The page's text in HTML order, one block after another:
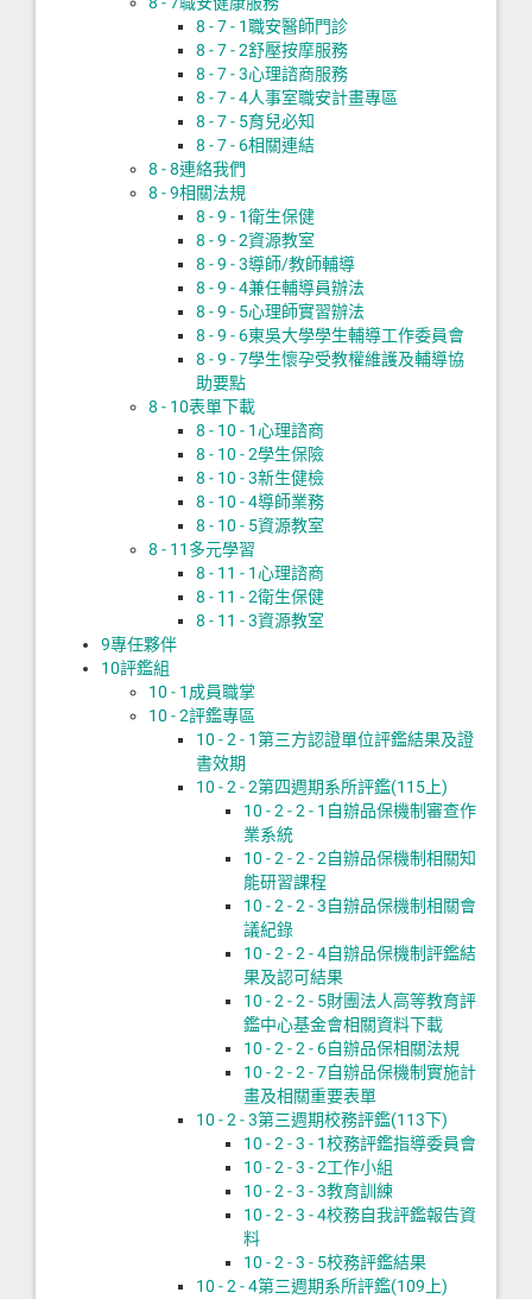
8 - 7 - 1職安醫師門診
8 - 7 - 2舒壓按摩服務
8 - 7 - 3心理諮商服務
8 - 7 - 4人事室職安計畫專區
8 - 7 - 5育兒必知
8 - 7 - 6相關連結
8 - 8連絡我們
8 - 9相關法規
8 - 9 - 1衛生保健
8 - 9 - 2資源教室
8 - 9 - 3導師/教師輔導
8 - 9 - 4兼任輔導員辦法
8 - 9 - 5心理師實習辦法
8 - 9 - 6東吳大學學生輔導工作委員會
8 - 9 - 7學生懷孕受教權維護及輔導協
助要點
8 - 10表單下載
8 - 10 - 1心理諮商
8 - 10 - 2學生保險
8 - 10 - 3新生健檢
8 - 10 - 4導師業務
8 - 10 - 5資源教室
8 - 11 多元學習
8 - 11 - 1心理諮商
8 - 11 - 2衛生保健
8 - 11 - 3資源教室
9專任夥伴
10評鑑組
10 - 1 成員職掌
10 - 2評鑑專區
10 - 2 - 1第三方認證單位評鑑結果及證
書效期
10 - 2 - 2第四週期系所評鑑(115上)
10 - 2 - 2 - 1 自辦品保機制審查作
業系統
10 - 2 - 2 - 2自辦品保機制相關知
能研習課程
10 - 2 - 2 - 3自辦品保機制相關會
議紀錄
10 - 2 - 2 - 4自辦品保機制評鑑結
果及認可結果
10 - 2 - 2 - 5財團法人高等教育評
鑑中心基金會相關資料下載
10 - 2 - 2 - 6自辦品保相關法規
10 - 2 - 2 - 7自辦品保機制實施計
畫及相關重要表單
10 - 2 - 3第三週期校務評鑑(113下)
10 - 2 - 3 - 1校務評鑑指導委員會
10 - 2 - 3 - 2工作小組
10 - 2 - 3 - 3教育訓練
10 - 2 - 3 - 4校務自我評鑑報告資
料
10 - 2 - 3 - 5校務評鑑結果
10 - 2 - 4第三週期系所評鑑(109上)